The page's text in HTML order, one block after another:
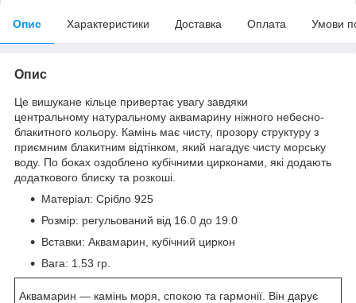
Опис Характеристики Доставка Оплата Умови
Опис
Це вишукане кільце привертає увагу завдяки
центральному натуральному аквамарину ніжного небесно-
блакитного кольору. Камінь має чисту, прозору структуру з
приємним блакитним відтінком, який нагадує чисту морську
воду. По боках оздоблено кубічними цирконами, які додають
додаткового блиску та розкоші.
Матеріал: Срібло 925
Розмір: регульований від 16.0 до 19.0
Вставки: Аквамарин, кубічний циркон
Вага: 1.53 гр.
Аквамарин — камінь моря, спокою та гармонії. Він дарує